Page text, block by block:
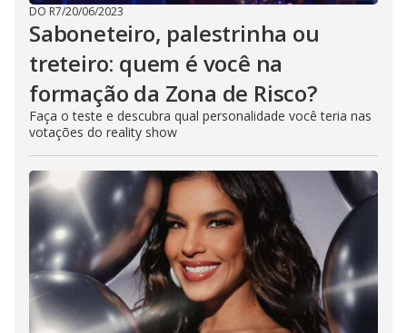
DO R7/20/06/2023
Saboneteiro, palestrinha ou
treteiro: quem é você na
formação da Zona de Risco?
Faça o teste e descubra qual personalidade você teria nas
votações do reality show